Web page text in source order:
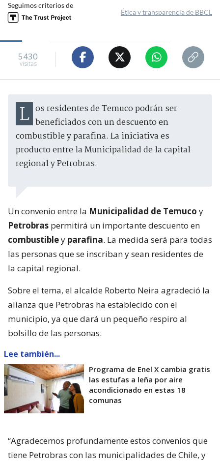
Seguimos criterios de
Ética y transparencia de BBCL
5430
visitas
Los residentes de Temuco podrán ser beneficiados con un descuento en
combustible y parafina. La iniciativa es
producto entre la Municipalidad de la capital
regional y Petrobras.
Un convenio entre la Municipalidad de Temuco y
Petrobras permitirá un importante descuento en
combustibley parafina. La medida será para todas
las personas que se inscriban y sean residentes de
la capital regional.
Sobre el tema, el alcalde Roberto Neira agradeció la
alianza que Petrobras ha establecido con el
municipio, ya que dará un pequeño respiro al
bolsillo de las personas.
Lee también...
Programa de Enel X cambia gratis
las estufas a leña por aire
acondicionado en estas 18
comunas
“Agradecemos profundamente estos convenios que
tiene Petrobras con las municipalidades de Chile, y